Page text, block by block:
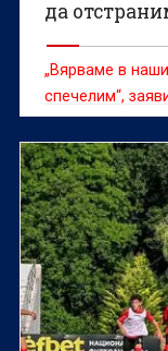
да
„Вярваме в
спечелим“,